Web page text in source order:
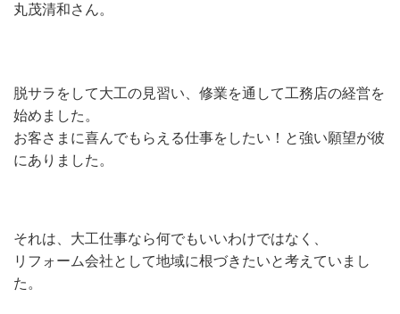
丸茂清和さん。
脱サラをして大工の見習い、修業を通して工務店の経営を
始めました。
お客さまに喜んでもらえる仕事をしたい！と強い願望が彼
にありました。
それは、大工仕事なら何でもいいわけではなく、
リフォーム会社として地域に根づきたいと考えていまし
た。